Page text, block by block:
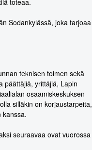
Sodankylässä, joka tarjoaa
teknisen toimen sekä
päättäjiä, yrittäjiä, Lapin
osaamiskeskuksen
silläkin on korjaustarpeita,
kanssa.
seuraavaa ovat vuorossa